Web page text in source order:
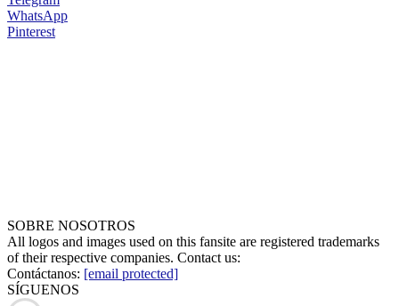
WhatsApp
Pinterest
SOBRE NOSOTROS
All logos and images used on this fansite are registered trademarks
of their respective companies. Contact us:
Contáctanos: [email protected]
SÍGUENOS